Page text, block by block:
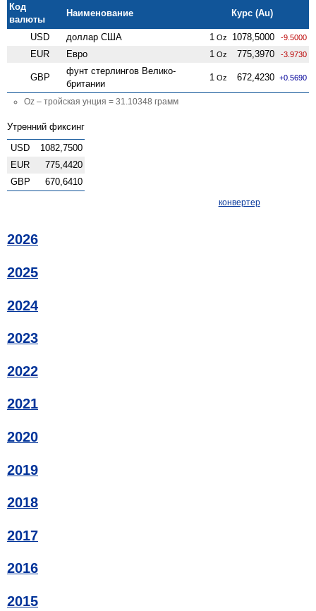
Код
валюты
Наименование Курс (Au)
USD доллар США 1 Oz 1078,5000 -9.5000
EUR Евро 1 Oz 775,3970 -3.9730
GBP
фунт стерлингов Велико­
британии
1 Oz 672,4230 +0.5690
Oz – тройская унция = 31.10348 грамм
Утренний фиксинг
USD
1082,7500
EUR
775,4420
GBP
670,6410
конвертер
2026
2025
2024
2023
2022
2021
2020
2019
2018
2017
2016
2015